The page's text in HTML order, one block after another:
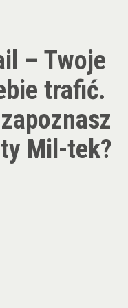
– Twoje
trafić.
Mil-tek?